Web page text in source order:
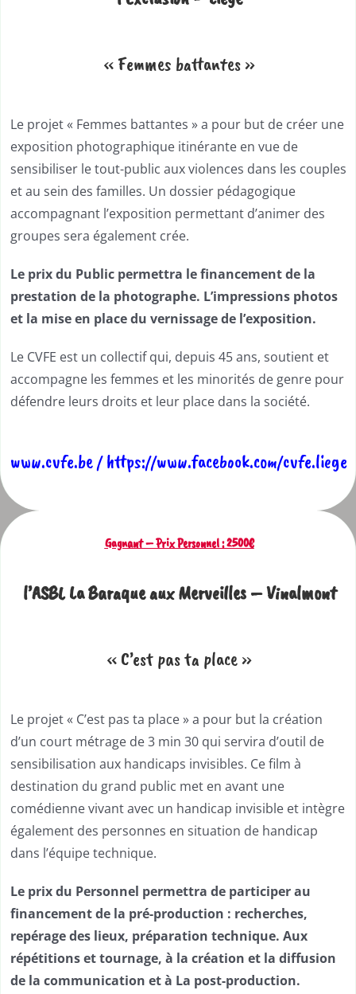
« Femmes battantes »
Le projet « Femmes battantes » a pour but de créer une
exposition photographique itinérante en vue de
sensibiliser le tout-public aux violences dans les couples
et au sein des familles. Un dossier pédagogique
accompagnant l’exposition permettant d’animer des
groupes sera également crée.
Le prix du Public permettra le financement de la
prestation de la photographe. L’impressions photos
et la mise en place du vernissage de l’exposition.
Le CVFE est un collectif qui, depuis 45 ans, soutient et
accompagne les femmes et les minorités de genre pour
défendre leurs droits et leur place dans la société.
www.cvfe.be / https://www.facebook.com/cvfe.liege
Gagnant – Prix Personnel : 2500€
l’ASBL La Baraque aux Merveilles – Vinalmont
« C’est pas ta place »
Le projet « C’est pas ta place » a pour but la création
d’un court métrage de 3 min 30 qui servira d’outil de
sensibilisation aux handicaps invisibles. Ce film à
destination du grand public met en avant une
comédienne vivant avec un handicap invisible et intègre
également des personnes en situation de handicap
dans l’équipe technique.
Le prix du Personnel permettra de participer au
financement de la pré-production : recherches,
repérage des lieux, préparation technique. Aux
répétitions et tournage, à la création et la diffusion
de la communication et à La post-production.